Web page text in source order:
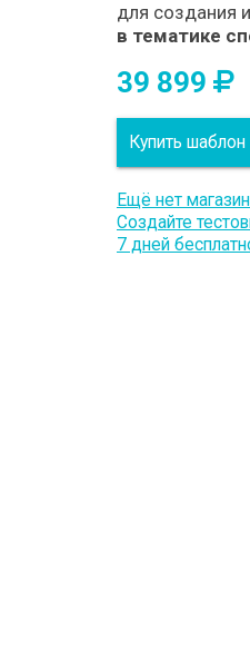
для создания
в тематике
39 899
Купить шаблон
Ещё нет
Создайте
7 дней